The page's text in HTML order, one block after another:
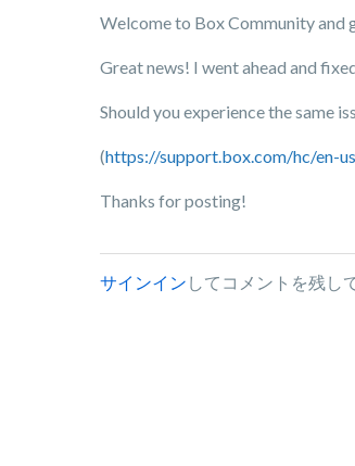
Welcome to Box Community and
Great news! I went ahead and
Should you experience the same
(https://support.box.com/hc/en-
Thanks for posting!
サインイン してコメントを残し